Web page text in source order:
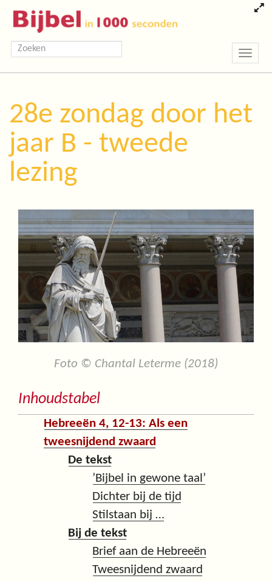
Toggle
28e zondag door het
jaar B - tweede
lezing
Foto © Chantal Leterme (2018)
Inhoudstabel
Hebreeën 4, 12-13: Als een
tweesnijdend zwaard
De tekst
’Bijbel in gewone taal’
Dichter bij de tijd
Stilstaan bij …
Bij de tekst
Brief aan de Hebreeën
Tweesnijdend zwaard